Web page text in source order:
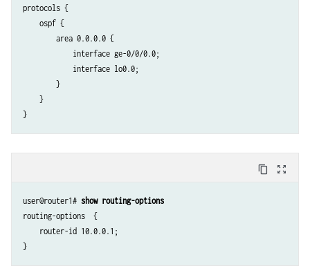
protocols {
    ospf {
        area 0.0.0.0 {
            interface ge-0/0/0.0;
            interface lo0.0;
        }
    }
content_copy zoom_out_map
user@router1# show routing-options
routing-options  {
    router-id 10.0.0.1;